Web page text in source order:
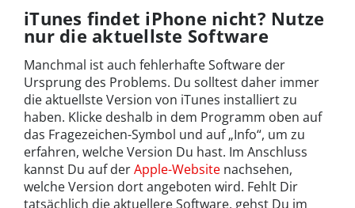
iTunes findet iPhone nicht? Nutze
nur die aktuellste Software
Manchmal ist auch fehlerhafte Software der
Ursprung des Problems. Du solltest daher immer
die aktuellste Version von iTunes installiert zu
haben. Klicke deshalb in dem Programm oben auf
das Fragezeichen-Symbol und auf „Info“, um zu
erfahren, welche Version Du hast. Im Anschluss
kannst Du auf derApple-Website nachsehen,
welche Version dort angeboten wird. Fehlt Dir
tatsächlich die aktuellere Software, gehst Du im